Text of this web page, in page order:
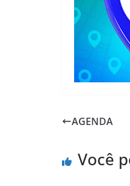
AGENDA
Você